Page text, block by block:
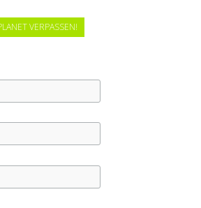
VERPASSEN!